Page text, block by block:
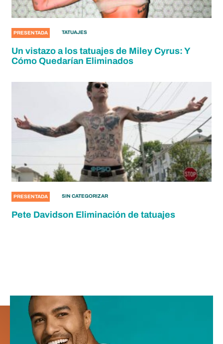
PRESENTADA TATUAJES
Un vistazo a los tatuajes de Miley Cyrus: Y
Cómo Quedarían Eliminados
PRESENTADA SIN CATEGORIZAR
Pete Davidson Eliminación de tatuajes